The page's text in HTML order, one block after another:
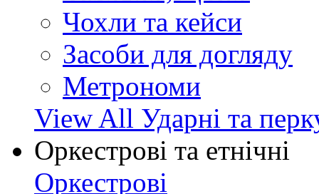
Чохли та кейси
Засоби для догляду
Метрономи
View All Ударні та
Оркестрові та етнічні
Оркестрові